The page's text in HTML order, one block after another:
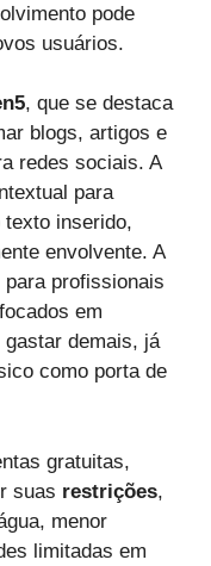
pode
usuários.
, que se destaca
blogs, artigos e
redes sociais. A
para
inserido,
envolvente. A
profissionais
em
demais, já
como porta de
gratuitas,
suas restrições,
menor
limitadas em